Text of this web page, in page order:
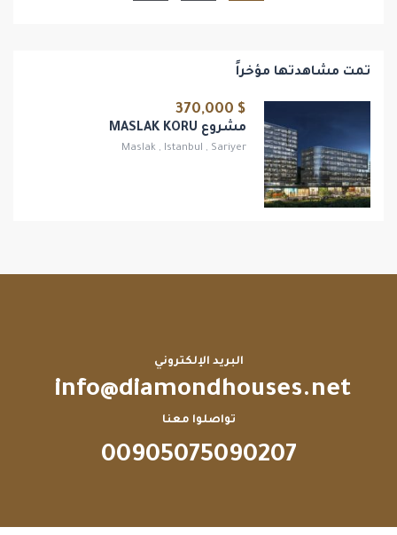
تمت مشاهدتها مؤخراً
$ 370,000
مشروع MASLAK KORU
Maslak , Istanbul , Sariyer
البريد الإلكتروني
info@diamondhouses.net
تواصلوا معنا
00905075090207